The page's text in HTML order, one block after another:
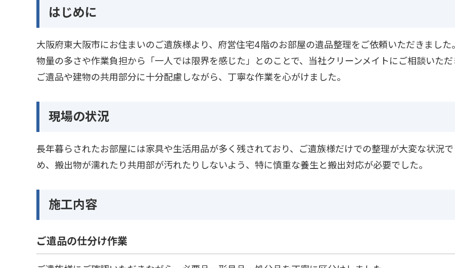
はじめに
大阪府東大阪市にお住まいのご遺族様より、府営住宅4階のお部屋の遺品整理をご依頼いただきました
物量の多さや作業負担から「一人では限界を感じた」とのことで、当社クリーンメイトにご相談いた
ご遺品や建物の共用部分に十分配慮しながら、丁寧な作業を心がけました。
現場の状況
長年暮らされたお部屋には家具や生活用品が多く残されており、ご遺族様だけでの整理が大変な状況
め、搬出物が濡れたり共用部が汚れたりしないよう、特に慎重な養生と搬出対応が必要でした。
施工内容
ご遺品の仕分け作業